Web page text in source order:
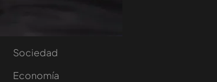
Sociedad
Economía